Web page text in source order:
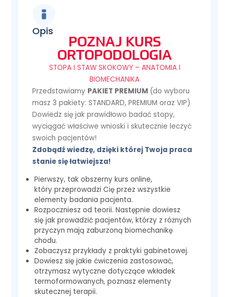
Opis
POZNAJ KURS
ORTOPODOLOGIA
STOPA I STAW SKOKOWY – ANATOMIA I
BIOMECHANIKA
Przedstawiamy PAKIET PREMIUM (do wyboru
masz 3 pakiety: STANDARD, PREMIUM oraz VIP)
Dowiedz się jak prawidłowo badać stopy,
wyciągać właściwe wnioski i skutecznie leczyć
swoich pacjentów!
Zdobądź wiedzę, dzięki której Twoja praca
stanie się łatwiejsza!
Pierwszy, tak obszerny kurs online,
który przeprowadzi Cię przez wszystkie
elementy badania pacjenta.
Rozpoczniesz od teorii. Następnie dowiesz
się jak prowadzić pacjentów, którzy z różnych
przyczyn mają zaburzoną biomechanikę
chodu.
Zobaczysz przykłady z praktyki gabinetowej.
Dowiesz się jakie ćwiczenia zastosować,
otrzymasz wytyczne dotyczące wkładek
termoformowanych, poznasz elementy
skutecznej terapii.